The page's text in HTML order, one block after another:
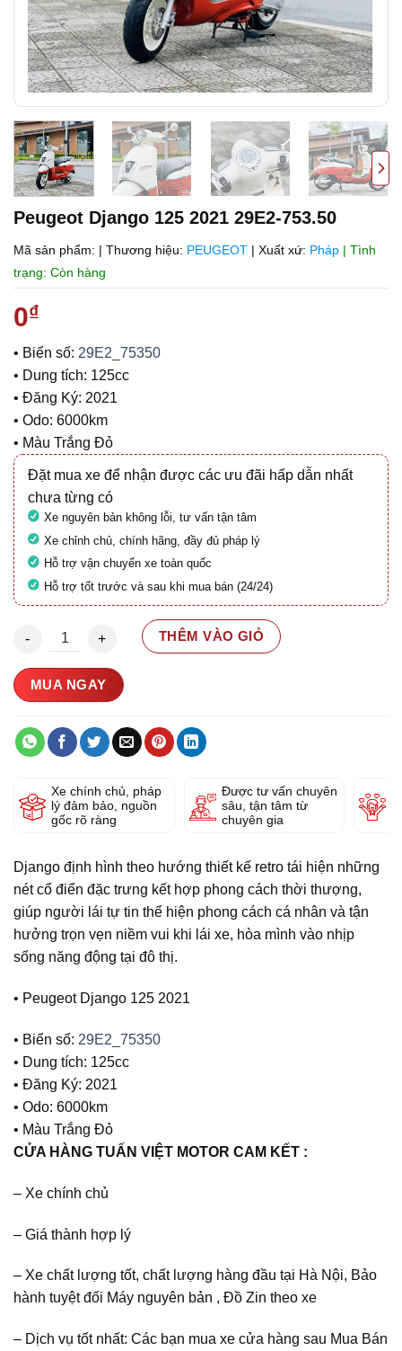
Peugeot Django 125 2021 29E2-753.50
Mã sản phẩm: | Thương hiệu: PEUGEOT | Xuất xứ: Pháp | Tình
trạng: Còn hàng
0₫
• Biển số: 29E2_75350
• Dung tích: 125cc
• Đăng Ký: 2021
• Odo: 6000km
• Màu Trắng Đỏ
Đặt mua xe để nhận được các ưu đãi hấp dẫn nhất
chưa từng có
Xe nguyên bản không lỗi, tư vấn tận tâm
Xe chỉnh chủ, chính hãng, đầy đủ pháp lý
Hỗ trợ vận chuyển xe toàn quốc
Hỗ trợ tốt trước và sau khi mua bán (24/24)
Peugeot Django 125 2021 29E2-753.50 số lượng
THÊM VÀO GIỎ
MUA NGAY
Xe chính chủ, pháp
lý đảm bảo, nguồn
gốc rõ ràng
Được tư vấn chuyên
sâu, tận tâm từ
chuyên gia
Django định hình theo hướng thiết kế retro tái hiện những
nét cổ điển đặc trưng kết hợp phong cách thời thượng,
giúp người lái tự tin thể hiện phong cách cá nhân và tận
hưởng trọn vẹn niềm vui khi lái xe, hòa mình vào nhịp
sống năng động tại đô thị.
• Peugeot Django 125 2021
• Biển số: 29E2_75350
• Dung tích: 125cc
• Đăng Ký: 2021
• Odo: 6000km
• Màu Trắng Đỏ
CỬA HÀNG TUẤN VIỆT MOTOR CAM KẾT :
– Xe chính chủ
– Giá thành hợp lý
– Xe chất lượng tốt, chất lượng hàng đầu tại Hà Nội, Bảo
hành tuyệt đối Máy nguyên bản , Đồ Zin theo xe
– Dịch vụ tốt nhất: Các bạn mua xe cửa hàng sau Mua Bán